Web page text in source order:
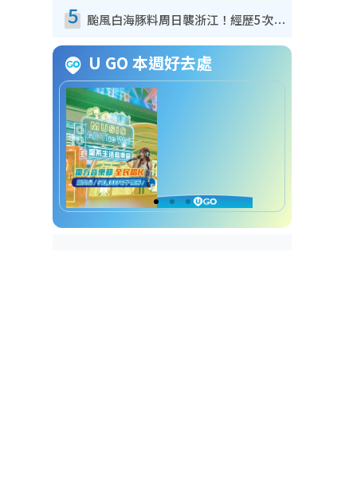
5 颱風白海豚料周日襲浙江！經歷5次「眼牆置換」極罕見 成登陸內地最長途颱風
U GO 本週好去處